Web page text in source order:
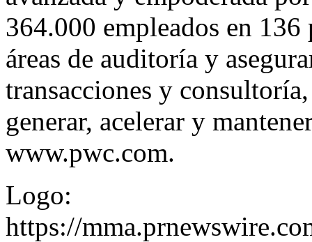
364.000 empleados en
áreas de auditoría y
transacciones y
generar, acelerar y
www.pwc.com.
Logo:
https://